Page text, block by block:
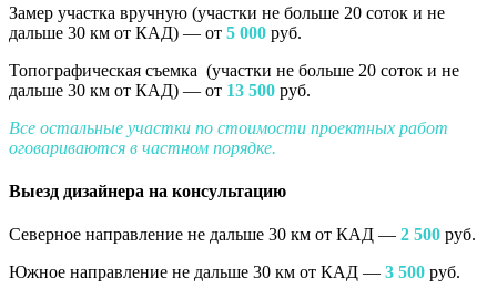
Замер участка вручную (участки не больше 20 соток и не
дальше 30 км от КАД) — от 5 000 руб.
Топографическая съемка (участки не больше 20 соток и не
дальше 30 км от КАД) — от 13 500 руб.
Все остальные участки по стоимости проектных работ
оговариваются в частном порядке.
Выезд дизайнера на консультацию
Северное направление не дальше 30 км от КАД — 2 500 руб.
Южное направление не дальше 30 км от КАД — 3 500 руб.